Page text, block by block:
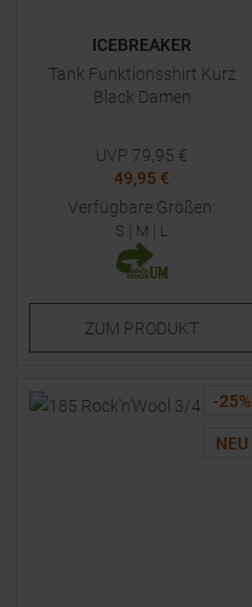
ICEBREAKER
Tank Funktionsshirt Kurz
Black Damen
UVP 79,95 €
49,95 €
Verfügbare Größen:
S | M | L
ZUM PRODUKT
-25%
NEU